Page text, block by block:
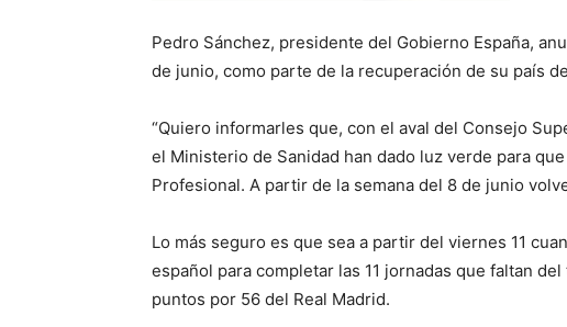
Pedro Sánchez, presidente del Gobierno España,
de junio, como parte de la recuperación de su país
“Quiero informarles que, con el aval del Consejo
el Ministerio de Sanidad han dado luz verde para
Profesional. A partir de la semana del 8 de junio
Lo más seguro es que sea a partir del viernes 11
español para completar las 11 jornadas que faltan
puntos por 56 del Real Madrid.